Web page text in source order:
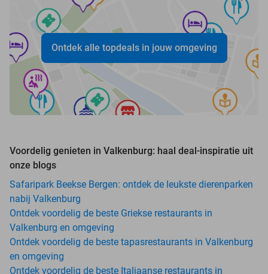
Ontdek alle topdeals in jouw omgeving
Voordelig genieten in Valkenburg: haal deal-inspiratie uit
onze blogs
Safaripark Beekse Bergen: ontdek de leukste dierenparken
nabij Valkenburg
Ontdek voordelig de beste Griekse restaurants in
Valkenburg en omgeving
Ontdek voordelig de beste tapasrestaurants in Valkenburg
en omgeving
Ontdek voordelig de beste Italiaanse restaurants in